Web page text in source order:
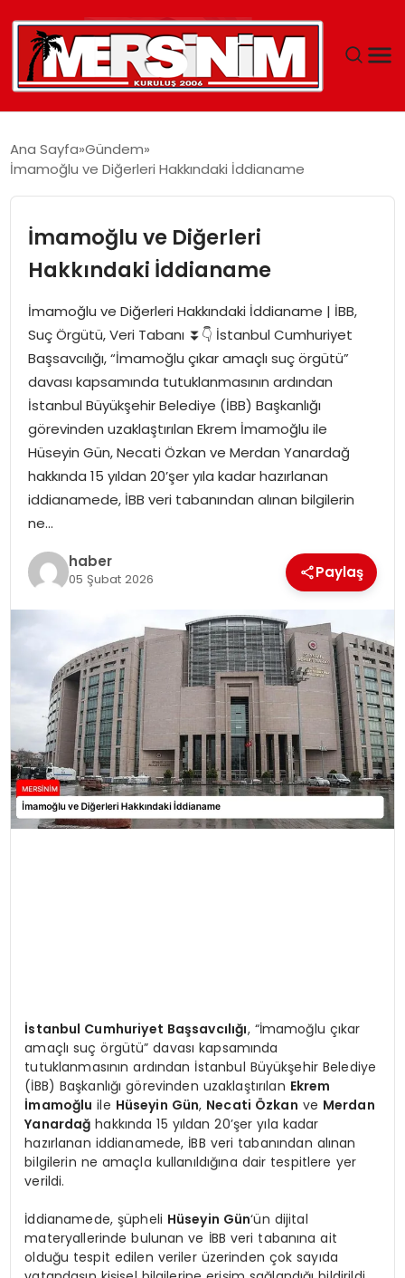
YAŞAM
GÜNCEL
SAĞLIK
EĞITIM
SPOR
EKONOMI
MAGAZIN
DÜNYA
OTOMOBIL
Ana Sayfa Gündem
İmamoğlu ve Diğerleri Hakkındaki İddianame
İmamoğlu ve Diğerleri
Hakkındaki İddianame
İmamoğlu ve Diğerleri Hakkındaki İddianame | İBB,
Suç Örgütü, Veri Tabanı ⏬👇 İstanbul Cumhuriyet
Başsavcılığı, “İmamoğlu çıkar amaçlı suç örgütü”
davası kapsamında tutuklanmasının ardından
İstanbul Büyükşehir Belediye (İBB) Başkanlığı
görevinden uzaklaştırılan Ekrem İmamoğlu ile
Hüseyin Gün, Necati Özkan ve Merdan Yanardağ
hakkında 15 yıldan 20’şer yıla kadar hazırlanan
iddianamede, İBB veri tabanından alınan bilgilerin
ne…
haber
05 Şubat 2026 Paylaş
İstanbul Cumhuriyet Başsavcılığı, “İmamoğlu çıkar
amaçlı suç örgütü” davası kapsamında
tutuklanmasının ardından İstanbul Büyükşehir Belediye
(İBB) Başkanlığı görevinden uzaklaştırılan Ekrem
İmamoğlu ile Hüseyin Gün, Necati Özkan ve Merdan
Yanardağ hakkında 15 yıldan 20’şer yıla kadar
hazırlanan iddianamede, İBB veri tabanından alınan
bilgilerin ne amaçla kullanıldığına dair tespitlere yer
verildi.
İddianamede, şüpheli Hüseyin Gün‘ün dijital
materyallerinde bulunan ve İBB veri tabanına ait
olduğu tespit edilen veriler üzerinden çok sayıda